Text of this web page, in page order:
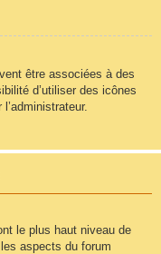
être associées à des
d’utiliser des icônes
le plus haut niveau de
aspects du forum